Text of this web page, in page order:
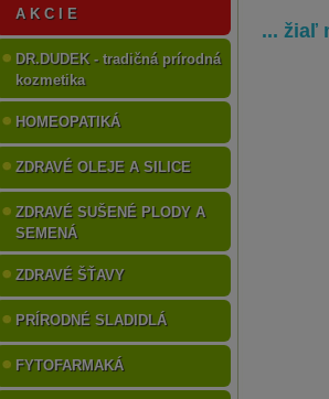
A K C I E
DR.DUDEK - tradičná prírodná
kozmetika
HOMEOPATIKÁ
ZDRAVÉ OLEJE A SILICE
ZDRAVÉ SUŠENÉ PLODY A
SEMENÁ
ZDRAVÉ ŠŤAVY
PRÍRODNÉ SLADIDLÁ
FYTOFARMAKÁ
... žiaľ